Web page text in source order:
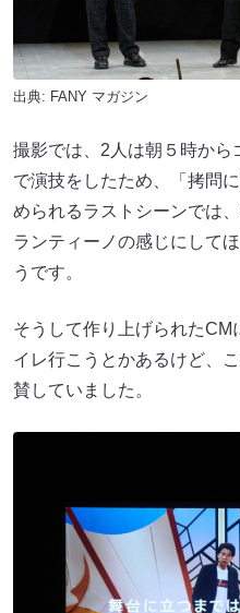
出典: FANY マガジン
撮影では、2人は朝５時から
で演技をしたため、「拷問
められるラストシーンでは
ランティーノの感じにして
うです。
そうして作り上げられたCM
イレ行こうとかあるけど、
賛していました。